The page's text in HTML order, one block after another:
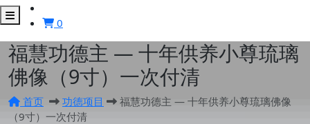
manjuwisdom.org
manjuwisdom.org
0
福慧功德主 — 十年供养小尊琉璃
佛像（9寸）一次付清
首页 功德项目
福慧功德主 — 十年供养小尊琉璃佛像
（9寸）一次付清